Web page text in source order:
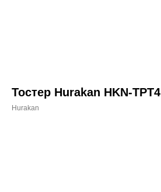
Тостер Hurakan HKN-TPT4
Hurakan